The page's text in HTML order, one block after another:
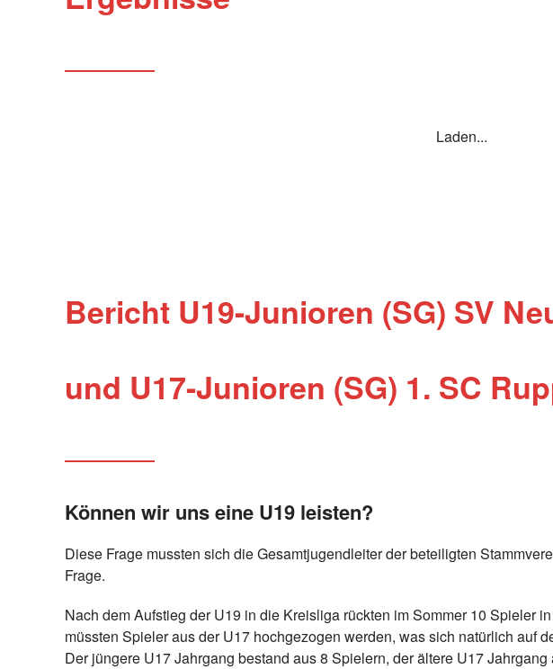
Laden...
Bericht U19-Junioren (SG) SV
und U17-Junioren (SG) 1. SC
Können wir uns eine U19 leisten?
Diese Frage mussten sich die Gesamtjugendleiter der beteiligten
Frage.
Nach dem Aufstieg der U19 in die Kreisliga rückten im Sommer 10 Spieler
müssten Spieler aus der U17 hochgezogen werden, was sich natürlich auf
Der jüngere U17 Jahrgang bestand aus 8 Spielern, der ältere U17